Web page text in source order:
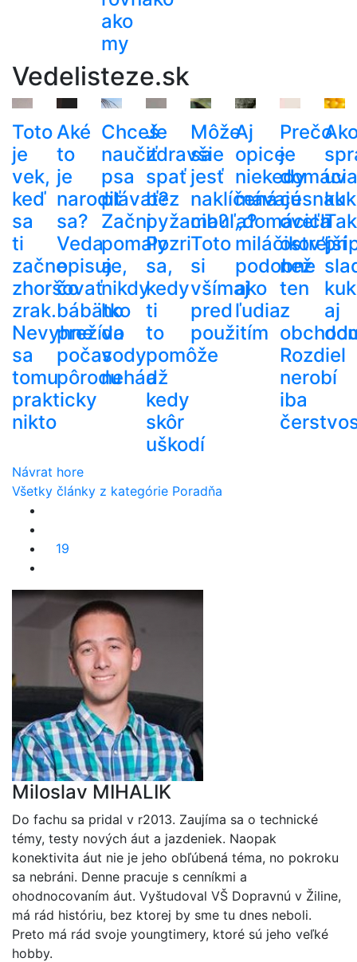
ako
my
Vedelisteze.sk
Toto
je
vek,
keď
sa
ti
začne
zhoršovať
zrak.
Nevyhne
sa
tomu
prakticky
nikto
Aké
to
je
narodiť
sa?
Veda
opisuje,
čo
bábätko
prežíva
počas
pôrodu
Chceš
naučiť
psa
plávať?
Začni
pomaly
a
nikdy
ho
do
vody
nehádž
Je
zdravšie
spať
bez
pyžama?
Pozri
sa,
kedy
ti
to
pomôže
a
kedy
skôr
uškodí
Môže
sa
jesť
naklíčená
cibuľa?
Toto
si
všímaj
pred
použitím
Aj
opice
niekedy
mávajú
„domácich
miláčikov”
podobne
ako
ľudia
Prečo
je
domáci
cesnak
oveľa
ostrejší
než
ten
z
Rozdiel
nerobí
iba
aj
Návrat hore
Všetky články z kategórie Poradňa
19
Miloslav MIHALIK
Do fachu sa pridal v r2013. Zaujíma sa o technické
témy, testy nových áut a jazdeniek. Naopak
konektivita áut nie je jeho obľúbená téma, no pokroku
sa nebráni. Denne pracuje s cenníkmi a
ohodnocovaním áut. Vyštudoval VŠ Dopravnú v Žiline,
má rád históriu, bez ktorej by sme tu dnes neboli.
Preto má rád svoje youngtimery, ktoré sú jeho veľké
hobby.